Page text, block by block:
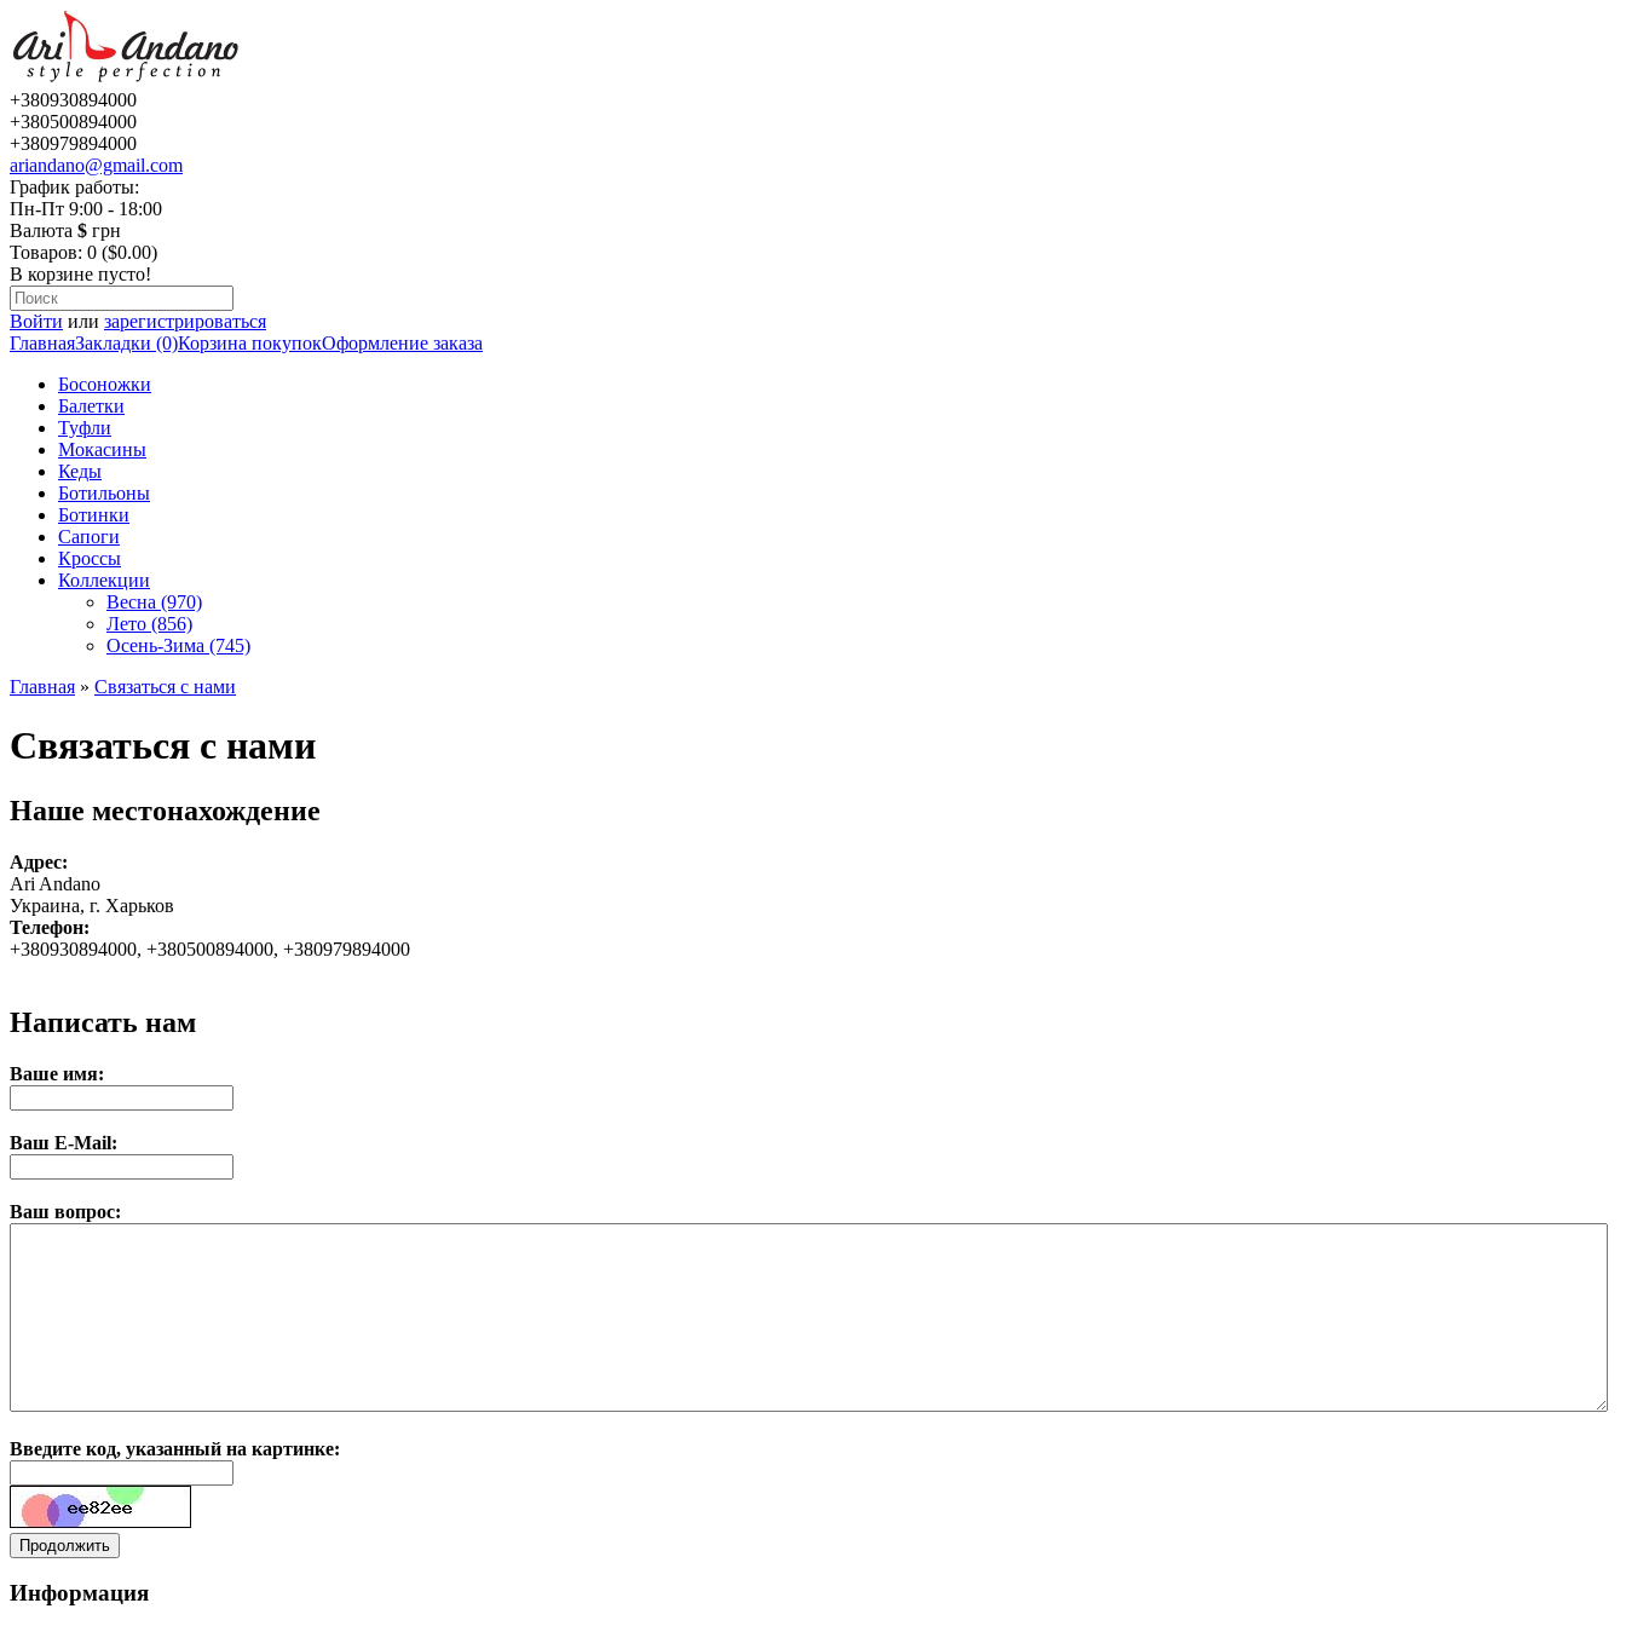
+380930894000
+380500894000
+380979894000
ariandano@gmail.com
График работы:
Пн-Пт 9:00 - 18:00
Валюта $ грн
Товаров: 0 ($0.00)
В корзине пусто!
Войти или зарегистрироваться
ГлавнаяЗакладки (0)Корзина покупокОформление заказа
Босоножки
Балетки
Туфли
Мокасины
Кеды
Ботильоны
Ботинки
Сапоги
Кроссы
Коллекции
Весна (970)
Лето (856)
Осень-Зима (745)
Главная » Связаться с нами
Связаться с нами
Наше местонахождение
Адрес:
Ari Andano
Украина, г. Харьков
Телефон:
+380930894000, +380500894000, +380979894000
Написать нам
Ваше имя:
Ваш E-Mail:
Ваш вопрос:
Введите код, указанный на картинке:
Информация